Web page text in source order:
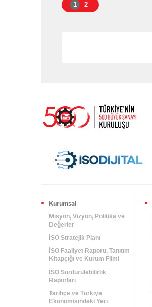
1 2
Kurumsal
Misyon, Vizyon, Politika ve
Değerler
İSO Stratejik Planı
İSO Faaliyet Raporu, Tanıtım
Kitapçığı ve Kurum Filmi
İSO Sürdürülebilirlik
Raporları
Tarihçe ve Türkiye
Ekonomisindeki Yeri